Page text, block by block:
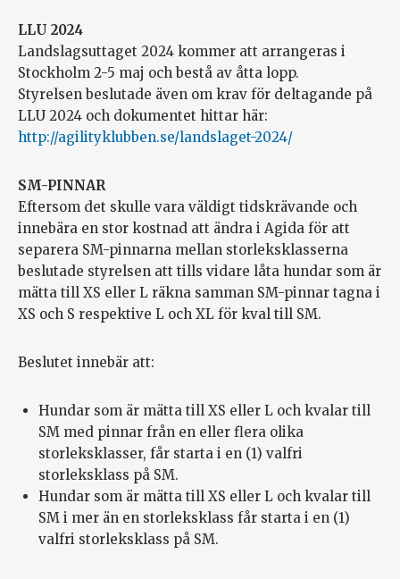
LLU 2024
Landslagsuttaget 2024 kommer att arrangeras i
Stockholm 2-5 maj och bestå av åtta lopp.
Styrelsen beslutade även om krav för deltagande på
LLU 2024 och dokumentet hittar här:
http://agilityklubben.se/landslaget-2024/
SM-PINNAR
Eftersom det skulle vara väldigt tidskrävande och
innebära en stor kostnad att ändra i Agida för att
separera SM-pinnarna mellan storleksklasserna
beslutade styrelsen att tills vidare låta hundar som är
mätta till XS eller L räkna samman SM-pinnar tagna i
XS och S respektive L och XL för kval till SM.
Beslutet innebär att:
Hundar som är mätta till XS eller L och kvalar till
SM med pinnar från en eller flera olika
storleksklasser, får starta i en (1) valfri
storleksklass på SM.
Hundar som är mätta till XS eller L och kvalar till
SM i mer än en storleksklass får starta i en (1)
valfri storleksklass på SM.